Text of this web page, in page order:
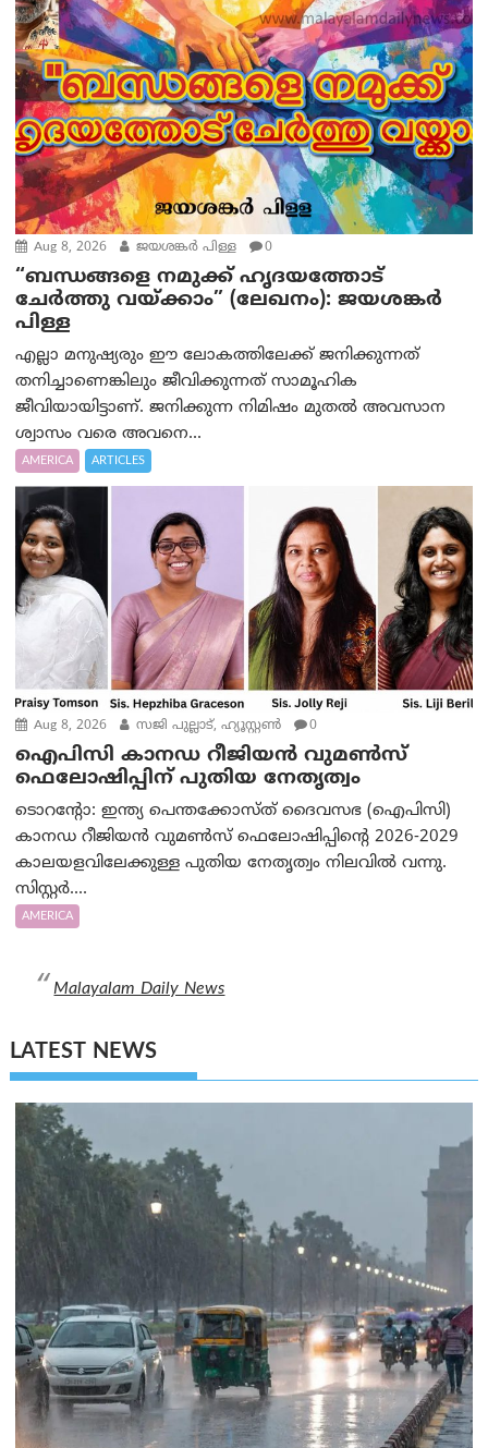
Aug 8, 2026 ജയശങ്കര്‍ പിള്ള 0
“ബന്ധങ്ങളെ നമുക്ക് ഹൃദയത്തോട്
ചേർത്തു വയ്ക്കാം” (ലേഖനം): ജയശങ്കര്‍
പിള്ള
എല്ലാ മനുഷ്യരും ഈ ലോകത്തിലേക്ക് ജനിക്കുന്നത്
തനിച്ചാണെങ്കിലും ജീവിക്കുന്നത് സാമൂഹിക
ജീവിയായിട്ടാണ്. ജനിക്കുന്ന നിമിഷം മുതൽ അവസാന
ശ്വാസം വരെ അവനെ...
AMERICA ARTICLES
Aug 8, 2026 സജി പുല്ലാട്, ഹ്യൂസ്റ്റൺ 0
ഐപിസി കാനഡ റീജിയൻ വുമൺസ്
ഫെലോഷിപ്പിന് പുതിയ നേതൃത്വം
ടൊറന്റോ: ഇന്ത്യ പെന്തക്കോസ്ത് ദൈവസഭ (ഐപിസി)
കാനഡ റീജിയൻ വുമൺസ് ഫെലോഷിപ്പിന്റെ 2026-2029
കാലയളവിലേക്കുള്ള പുതിയ നേതൃത്വം നിലവിൽ വന്നു.
സിസ്റ്റർ....
AMERICA
Malayalam Daily News
LATEST NEWS